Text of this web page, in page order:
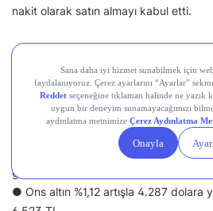
nakit olarak satın almayı kabul etti.
Memleketten Sesler:
Oluyor?
● Borsa İstanbul’da BIST 100
(%0,00) 13.798,82 puandan başladı.
● Dolar/TL 47,70, euro/TL ise 55,01
görüyor.
● Ons altın %1,12 artışla 4.287 dolara